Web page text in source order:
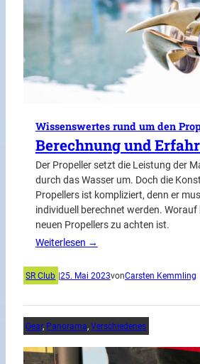
Wissenswertes rund um den
Berechnung und
Der Propeller setzt die Leistung der
durch das Wasser um. Doch die
Propellers ist kompliziert, denn er
individuell berechnet werden. Worauf
neuen Propellers zu achten ist.
Weiterlesen →
SR Club |25. Mai 2023vonCarsten Kemmling
Gear, Panorama, Verschiedenes